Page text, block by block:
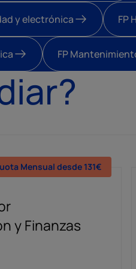
y electrónica FP
FP
Mensual desde 131€
y Finanzas
Mensual desde 71€
y Finanzas a